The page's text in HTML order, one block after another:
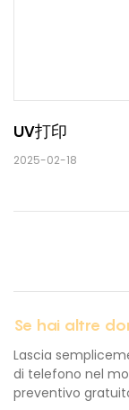
UV打印
2025-02-18
Se hai altre
Lascia
di telefono nel
preventivo